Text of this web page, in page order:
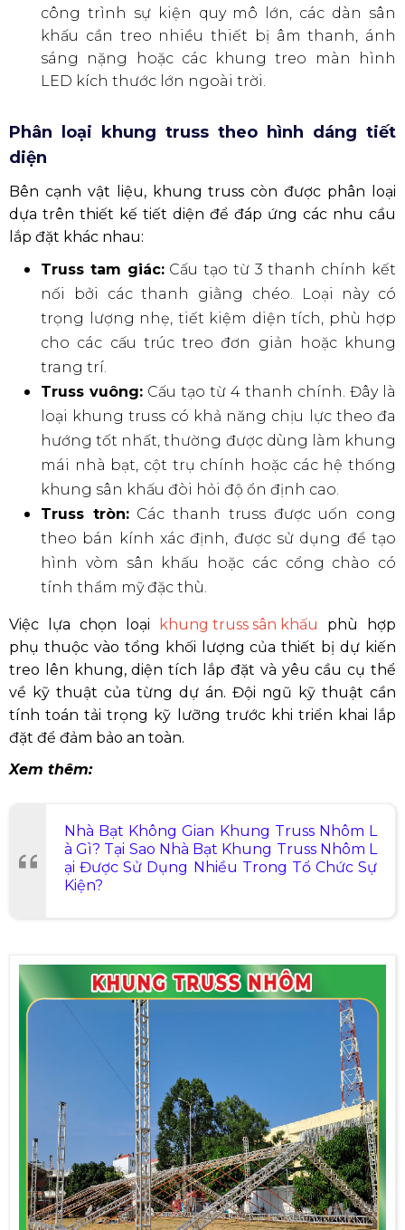
công trình sự kiện quy mô lớn, các dàn sân
khấu cần treo nhiều thiết bị âm thanh, ánh
sáng nặng hoặc các khung treo màn hình
LED kích thước lớn ngoài trời.
Phân loại khung truss theo hình dáng tiết
diện
Bên cạnh vật liệu, khung truss còn được phân loại
dựa trên thiết kế tiết diện để đáp ứng các nhu cầu
lắp đặt khác nhau:
Truss tam giác:Cấu tạo từ 3 thanh chính kết
nối bởi các thanh giằng chéo. Loại này có
trọng lượng nhẹ, tiết kiệm diện tích, phù hợp
cho các cấu trúc treo đơn giản hoặc khung
trang trí.
Truss vuông: Cấu tạo từ 4 thanh chính. Đây là
loại khung truss có khả năng chịu lực theo đa
hướng tốt nhất, thường được dùng làm khung
mái nhà bạt, cột trụ chính hoặc các hệ thống
khung sân khấu đòi hỏi độ ổn định cao.
Truss tròn:Các thanh truss được uốn cong
theo bán kính xác định, được sử dụng để tạo
hình vòm sân khấu hoặc các cổng chào có
tính thẩm mỹ đặc thù.
Việc lựa chọn loại khung truss sân khấu
phù hợp
phụ thuộc vào tổng khối lượng của thiết bị dự kiến
treo lên khung, diện tích lắp đặt và yêu cầu cụ thể
về kỹ thuật của từng dự án. Đội ngũ kỹ thuật cần
tính toán tải trọng kỹ lưỡng trước khi triển khai lắp
đặt để đảm bảo an toàn.
Xem thêm:
Nhà Bạt Không Gian Khung Truss Nhôm L
à Gì? Tại Sao Nhà Bạt Khung Truss Nhôm L
ại Được Sử Dụng Nhiều Trong Tổ Chức Sự
Kiện?